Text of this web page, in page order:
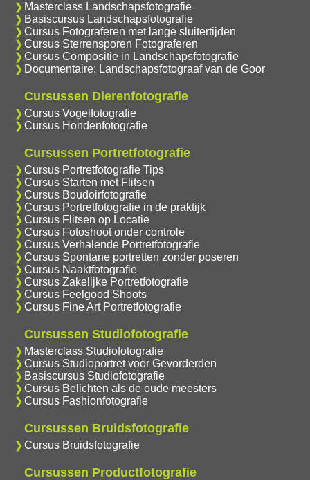
Masterclass Landschapsfotografie
Basiscursus Landschapsfotografie
Cursus Fotograferen met lange sluitertijden
Cursus Sterrensporen Fotograferen
Cursus Compositie in Landschapsfotografie
Documentaire: Landschapsfotograaf van de Goor
Cursussen Dierenfotografie
Cursus Vogelfotografie
Cursus Hondenfotografie
Cursussen Portretfotografie
Cursus Portretfotografie Tips
Cursus Starten met Flitsen
Cursus Boudoirfotografie
Cursus Portretfotografie in de praktijk
Cursus Flitsen op Locatie
Cursus Fotoshoot onder controle
Cursus Verhalende Portretfotografie
Cursus Spontane portretten zonder poseren
Cursus Naaktfotografie
Cursus Zakelijke Portretfotografie
Cursus Feelgood Shoots
Cursus Fine Art Portretfotografie
Cursussen Studiofotografie
Masterclass Studiofotografie
Cursus Studioportret voor Gevorderden
Basiscursus Studiofotografie
Cursus Belichten als de oude meesters
Cursus Fashionfotografie
Cursussen Bruidsfotografie
Cursus Bruidsfotografie
Cursussen Productfotografie